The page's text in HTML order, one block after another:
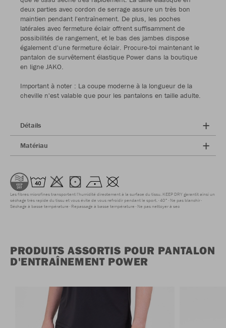
deux parties avec cordon de serrage assure un très bon
maintien pendant l'entraînement. De plus, les poches
latérales avec fermeture éclair offrent suffisamment de
possibilités de rangement, et le bas des jambes dispose
également d'une fermeture éclair. Procure-toi maintenant le
pantalon de survêtement élastique Power dans la boutique
en ligne JAKO.
Important à noter : La coupe moderne à la longueur de la
cheville n'est valable que pour les pantalons en taille adulte.
Détails
Matériau
Les fibres microfines transportent l'humidité directement à la surface du tissu. KEEP DRY garantit ainsi un
séchage très rapide du tissu et vous évite de vous refroidir pendant le sport. 40° Ne pas blanchir
Séchage à basse température Repassage à basse température Ne pas nettoyer à sec
PRODUITS ASSORTIS POUR PANTALON
D'ENTRAÎNEMENT POWER